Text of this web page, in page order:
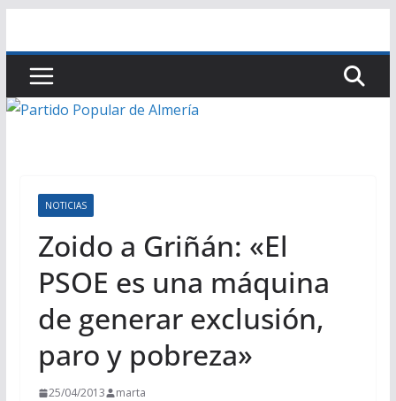
contenido
NOTICIAS
Zoido a Griñán: «El
PSOE es una máquina
de generar exclusión,
paro y pobreza»
25/04/2013 marta